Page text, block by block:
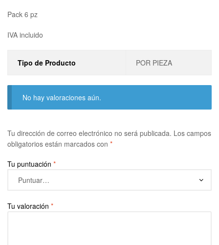
Pack 6 pz
IVA incluido
Tipo de Producto POR PIEZA
No hay valoraciones aún.
Tu dirección de correo electrónico no será publicada. Los campos
obligatorios están marcados con *
Tu puntuación *
Tu valoración *